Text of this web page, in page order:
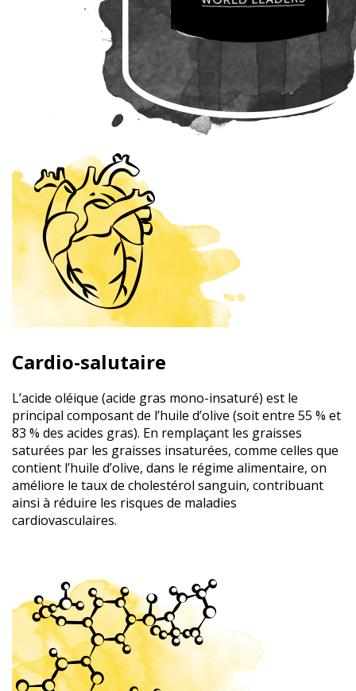
Cardio-salutaire
L’acide oléique (acide gras mono-insaturé) est le
principal composant de l’huile d’olive (soit entre 55 % et
83 % des acides gras). En remplaçant les graisses
saturées par les graisses insaturées, comme celles que
contient l’huile d’olive, dans le régime alimentaire, on
améliore le taux de cholestérol sanguin, contribuant
ainsi à réduire les risques de maladies
cardiovasculaires.